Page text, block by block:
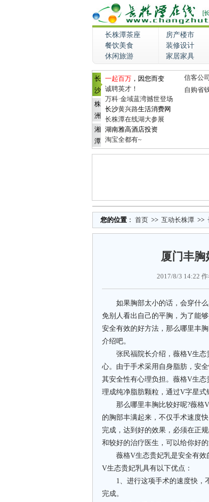
长株潭茶座 房产楼市
餐饮美食
装修设计
休闲旅游
家居家具
长
沙
株
洲
湘
潭
一起百万 ，因您而变
诚聘英才！
万科·金域蓝湾撼世登场
长沙黄兴路生活消费网
长株潭在线湖大参展
湖南雅高酒店投资
淘宝全都有~
信客公司
自购省
您的位置 ： 首页 >> 互动长株潭 >>
厦门丰胸
2017/8/3 14:22
如果胸部太小的话，会穿什么
免别人看出自己的平胸，为了能
安全有效的好方法，那么哪里丰
介绍吧。
张民福院长介绍，薇格V生态
心。由于手术采用自身脂肪，安
其安全性有心理负担。薇格V生
理成纯净脂肪颗粒，通过V字星式
那么哪里丰胸比较好呢?薇格V
的胸部丰满起来，不仅手术速度
完成，达到好的效果，必须在正
和较好的治疗医生，可以给你好的
薇格V生态贵妃乳是安全有效
V生态贵妃乳具有以下优点：
1、进行这项手术的速度快，不
完成。